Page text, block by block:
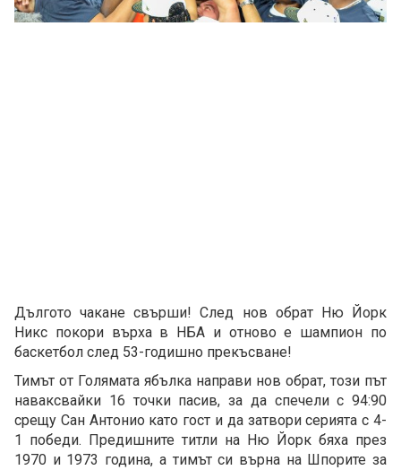
Дългото чакане свърши! След нов обрат Ню Йорк
Никс покори върха в НБА и отново е шампион по
баскетбол след 53-годишно прекъсване!
Тимът от Голямата ябълка направи нов обрат, този път
наваксвайки 16 точки пасив, за да спечели с 94:90
срещу Сан Антонио като гост и да затвори серията с 4-
1 победи. Предишните титли на Ню Йорк бяха през
1970 и 1973 година, а тимът си върна на Шпорите за